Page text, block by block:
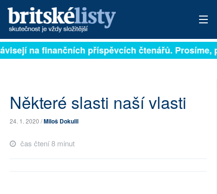
PŘIHLÁSIT
ARCHIV
ROZHOVORY
TÉMATA
na finančních příspěvcích čtenářů. Prosíme,
Některé slasti naší vlasti
24. 1. 2020 /Miloš Dokulil
čas čtení 8 minut